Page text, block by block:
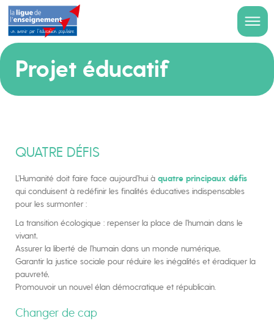
Projet éducatif
QUATRE DÉFIS
L’Humanité doit faire face aujourd’hui à quatre principaux défis
qui conduisent à redéfinir les finalités éducatives indispensables
pour les surmonter :
La transition écologique : repenser la place de l’humain dans le
vivant,
Assurer la liberté de l’humain dans un monde numérique,
Garantir la justice sociale pour réduire les inégalités et éradiquer la
pauvreté,
Promouvoir un nouvel élan démocratique et républicain.
Changer de cap